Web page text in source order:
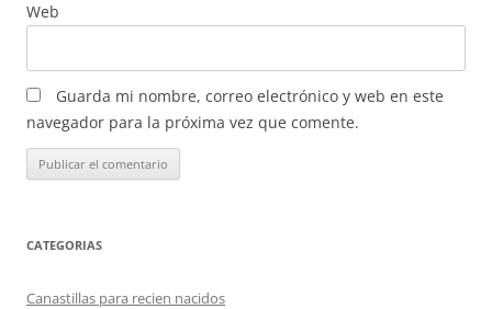
Web
Guarda mi nombre, correo electrónico y web en este
navegador para la próxima vez que comente.
CATEGORIAS
Canastillas para recien nacidos